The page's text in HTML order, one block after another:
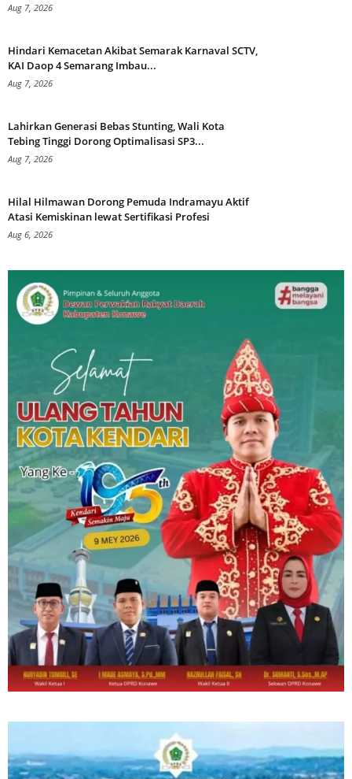
Aug 7, 2026
Hindari Kemacetan Akibat Semarak Karnaval SCTV,
KAI Daop 4 Semarang Imbau...
Aug 7, 2026
Lahirkan Generasi Bebas Stunting, Wali Kota
Tebing Tinggi Dorong Optimalisasi SP3...
Aug 7, 2026
Hilal Hilmawan Dorong Pemuda Indramayu Aktif
Atasi Kemiskinan lewat Sertifikasi Profesi
Aug 6, 2026